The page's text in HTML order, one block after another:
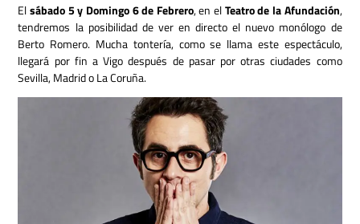
Elsábado 5 y Domingo 6 de Febrero, en elTeatro de la Afundación,
tendremos la posibilidad de ver en directo el nuevo monólogo de
Berto Romero. Mucha tontería, como se llama este espectáculo,
llegará por fin a Vigo después de pasar por otras ciudades como
Sevilla, Madrid o La Coruña.